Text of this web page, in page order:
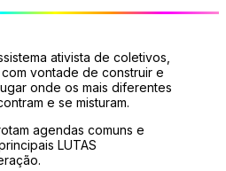
ativista de coletivos,
vontade de construir e
onde os mais diferentes
e se misturam.
agendas comuns e
LUTAS